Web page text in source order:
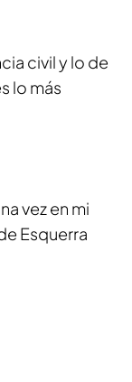
civil y lo de
lo más
vez en mi
Esquerra